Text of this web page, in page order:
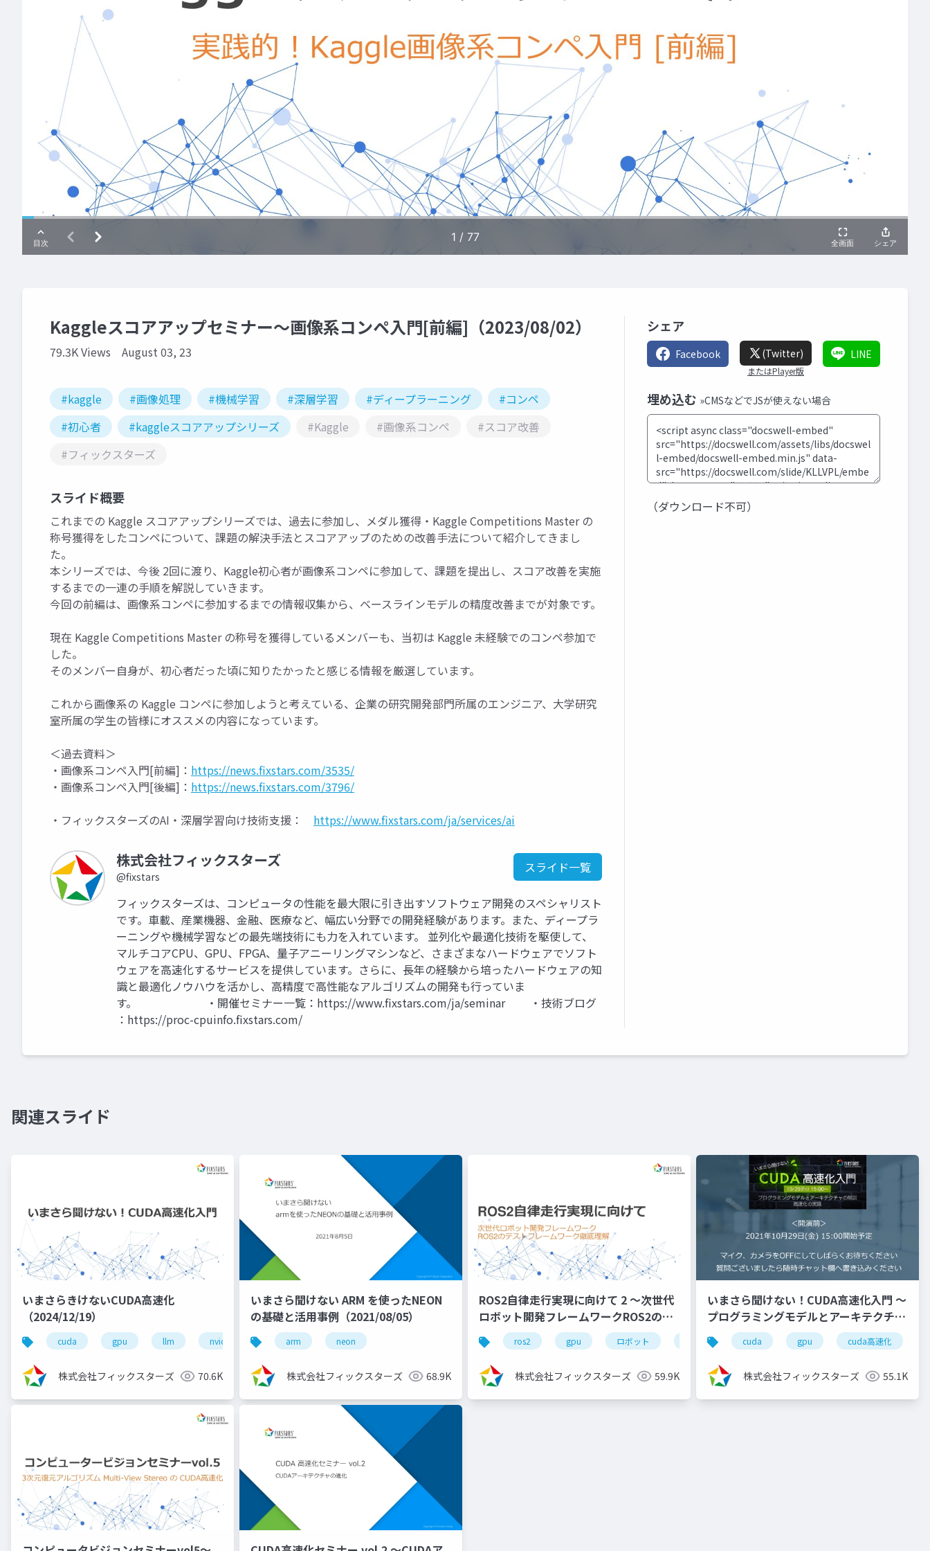
Kaggleスコアアップセミナー～画像系コンペ入門[前編]（2023/08/02）
79.3K Views August 03, 23
#kaggle #画像処理 #機械学習 #深層学習 #ディープラーニング
#コンペ
#初心者
#kaggleスコアアップシリーズ #Kaggle #画像系コンペ
#スコア改善
#フィックスターズ
スライド概要
これまでの Kaggle スコアアップシリーズでは、過去に参加し、メダル獲得・Kaggle Competitions Master の
称号獲得をしたコンペについて、課題の解決手法とスコアアップのための改善手法について紹介してきまし
た。
本シリーズでは、今後 2回に渡り、Kaggle初心者が画像系コンペに参加して、課題を提出し、スコア改善を実施
するまでの一連の手順を解説していきます。
今回の前編は、画像系コンペに参加するまでの情報収集から、ベースラインモデルの精度改善までが対象です。
現在 Kaggle Competitions Master の称号を獲得しているメンバーも、当初は Kaggle 未経験でのコンペ参加で
した。
そのメンバー自身が、初心者だった頃に知りたかったと感じる情報を厳選しています。
これから画像系の Kaggle コンペに参加しようと考えている、企業の研究開発部門所属のエンジニア、大学研究
室所属の学生の皆様にオススメの内容になっています。
＜過去資料＞
・画像系コンペ入門[前編]： https://news.fixstars.com/3535/
・画像系コンペ入門[後編]： https://news.fixstars.com/3796/
・フィックスターズのAI・深層学習向け技術支援： https://www.fixstars.com/ja/services/ai
株式会社フィックスターズ
@fixstars
スライド一覧
フィックスターズは、コンピュータの性能を最大限に引き出すソフトウェア開発のスペシャリスト
です。車載、産業機器、金融、医療など、幅広い分野での開発経験があります。また、ディープラ
ーニングや機械学習などの最先端技術にも力を入れています。 並列化や最適化技術を駆使して、
マルチコアCPU、GPU、FPGA、量子アニーリングマシンなど、さまざまなハードウェアでソフト
ウェアを高速化するサービスを提供しています。さらに、長年の経験から培ったハードウェアの知
識と最適化ノウハウを活かし、高精度で高性能なアルゴリズムの開発も行っていま
す。 ・開催セミナー一覧：https://www.fixstars.com/ja/seminar ・技術ブログ
：https://proc-cpuinfo.fixstars.com/
シェア
Facebook (Twitter)
またはPlayer版
LINE
埋め込む »CMSなどでJSが使えない場合
（ダウンロード不可）
関連スライド
いまさらきけないCUDA高速化
（2024/12/19）
cuda gpu llm nvidia 高速化
株式会社フィックスターズ 70.6K
いまさら聞けない ARM を使ったNEON
の基礎と活用事例（2021/08/05）
arm neon
株式会社フィックスターズ 68.9K
ROS2自律走行実現に向けて 2 ～次世代
ロボット開発フレームワークROS2のビ
ルドシステム徹底理解～
（2022/11/30）
ros2 gpu ロボット 自律走行 ros2シリーズ 高速化シリーズ
株式会社フィックスターズ 59.9K
いまさら聞けない！CUDA高速化入門 ～
プログラミングモデルとアーキテクチャ
の解説、高速化の実践～
（2021/10/29）
cuda gpu cuda高速化
株式会社フィックスターズ 55.1K